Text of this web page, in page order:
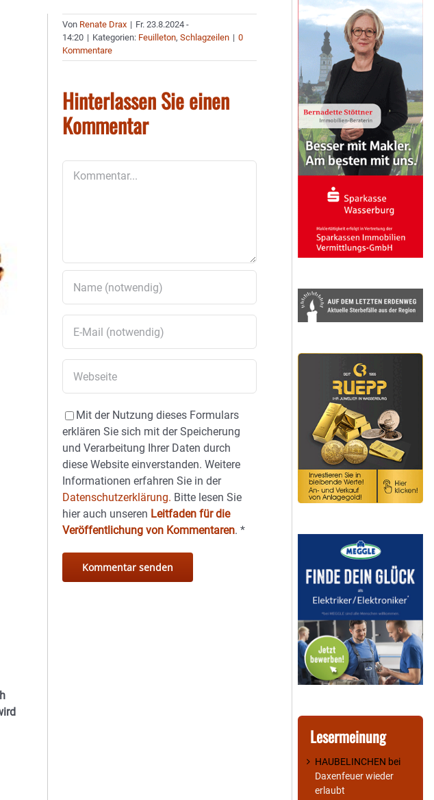
Von Renate Drax | Fr. 23.8.2024 -
14:20 | Kategorien: Feuilleton,Schlagzeilen | 0
Kommentare
Hinterlassen Sie einen
Kommentar
Mit der Nutzung dieses Formulars
erklären Sie sich mit der Speicherung
und Verarbeitung Ihrer Daten durch
diese Website einverstanden. Weitere
Informationen erfahren Sie in der
Datenschutzerklärung. Bitte lesen Sie
hier auch unseren Leitfaden für die
Veröffentlichung von Kommentaren.*
Lesermeinung
HAUBELINCHEN bei
Daxenfeuer wieder
erlaubt